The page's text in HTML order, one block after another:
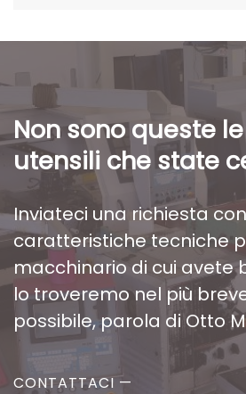
Non sono queste
utensili che state
Inviateci una richiesta
caratteristiche tecniche
macchinario di cui avete
lo troveremo nel più
possibile, parola di Otto
CONTATTACI —